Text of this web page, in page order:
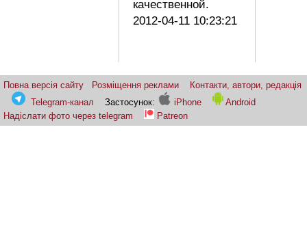
качественной.
2012-04-11 10:23:21
Повна версія сайту Розміщення реклами
Контакти, автори, редакція
Telegram-канал
Застосунок: iPhone
Android
Надіслати фото через telegram
Patreon